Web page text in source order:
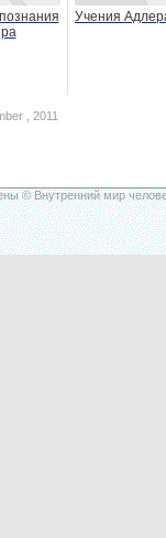
Учения
, 2011
© Внутренний мир